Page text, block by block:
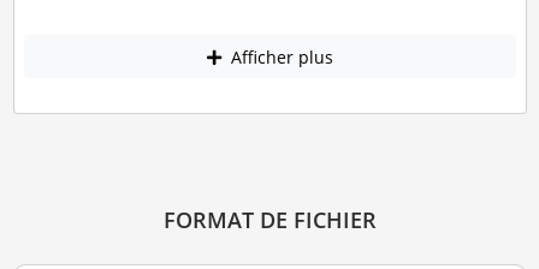
Afficher plus
FORMAT DE FICHIER